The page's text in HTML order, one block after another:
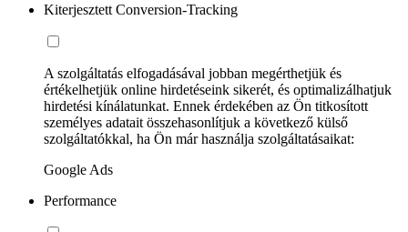
Kiterjesztett Conversion-Tracking
A szolgáltatás elfogadásával jobban megérthetjük és
értékelhetjük online hirdetéseink sikerét, és optimalizálhatjuk
hirdetési kínálatunkat. Ennek érdekében az Ön titkosított
személyes adatait összehasonlítjuk a következő külső
szolgáltatókkal, ha Ön már használja szolgáltatásaikat:
Google Ads
Performance